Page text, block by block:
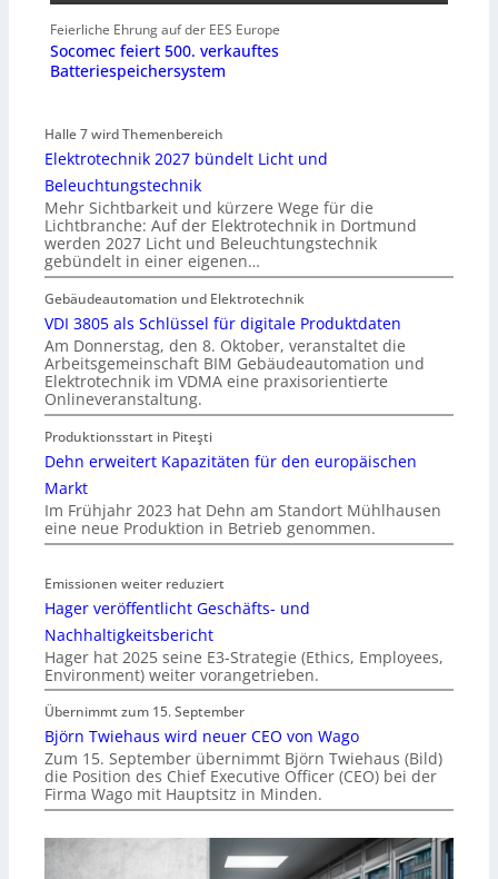
Feierliche Ehrung auf der EES Europe
Socomec feiert 500. verkauftes
Batteriespeichersystem
Halle 7 wird Themenbereich
Elektrotechnik 2027 bündelt Licht und
Beleuchtungstechnik
Mehr Sichtbarkeit und kürzere Wege für die
Lichtbranche: Auf der Elektrotechnik in Dortmund
werden 2027 Licht und Beleuchtungstechnik
gebündelt in einer eigenen…
Gebäudeautomation und Elektrotechnik
VDI 3805 als Schlüssel für digitale Produktdaten
Am Donnerstag, den 8. Oktober, veranstaltet die
Arbeitsgemeinschaft BIM Gebäudeautomation und
Elektrotechnik im VDMA eine praxisorientierte
Onlineveranstaltung.
Produktionsstart in Piteşti
Dehn erweitert Kapazitäten für den europäischen
Markt
Im Frühjahr 2023 hat Dehn am Standort Mühlhausen
eine neue Produktion in Betrieb genommen.
Emissionen weiter reduziert
Hager veröffentlicht Geschäfts- und
Nachhaltigkeitsbericht
Hager hat 2025 seine E3-Strategie (Ethics, Employees,
Environment) weiter vorangetrieben.
Übernimmt zum 15. September
Björn Twiehaus wird neuer CEO von Wago
Zum 15. September übernimmt Björn Twiehaus (Bild)
die Position des Chief Executive Officer (CEO) bei der
Firma Wago mit Hauptsitz in Minden.